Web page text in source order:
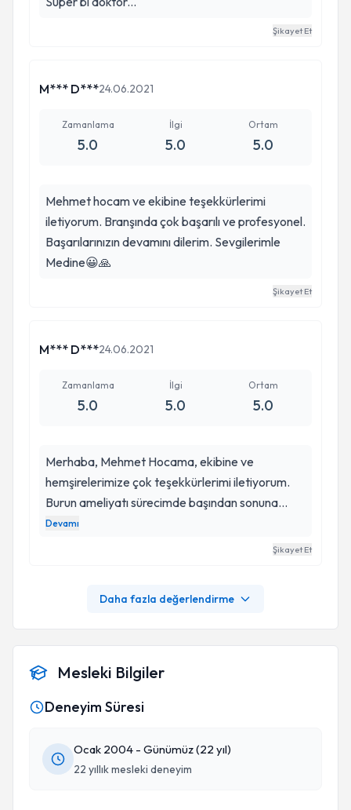
Şikayet Et
M*** D***24.06.2021
Zamanlama
5.0
İlgi
5.0
Ortam
5.0
Mehmet hocam ve ekibine teşekkürlerimi
iletiyorum. Branşında çok başarılı ve profesyonel.
Başarılarınızın devamını dilerim. Sevgilerimle
Medine😀🙏
Şikayet Et
M*** D***24.06.2021
Zamanlama
5.0
İlgi
5.0
Ortam
5.0
Merhaba, Mehmet Hocama, ekibine ve
hemşirelerimize çok teşekkürlerimi iletiyorum.
Burun ameliyatı sürecimde başından sonuna
kadar ilgi ve alakasına minnettar kaldığımı canı
gönülden iletmek isterim. Mesleğini hakkıyla
Sağlığınıza duacıyız. Saygılarımı ve sevgilerimi
iletiyorum.
Devamı
Şikayet Et
Daha fazla değerlendirme
Mesleki Bilgiler
Deneyim Süresi
Ocak 2004 - Günümüz (22 yıl)
22 yıllık mesleki deneyim